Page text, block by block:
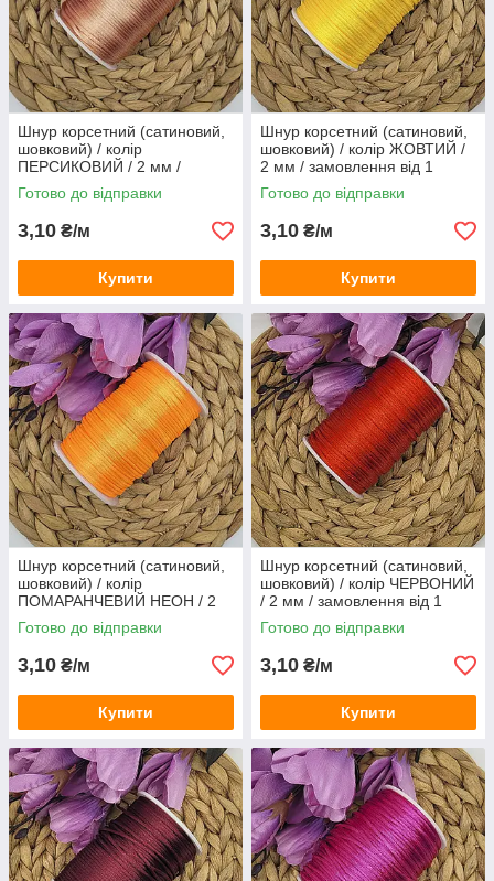
Шнур корсетний (сатиновий,
шовковий) / колір
ПЕРСИКОВИЙ / 2 мм /
замовлення від 1 метра
Готово до відправки
3,10 ₴/м
Купити
Шнур корсетний (сатиновий,
шовковий) / колір ЖОВТИЙ /
2 мм / замовлення від 1
метра
Готово до відправки
3,10 ₴/м
Купити
Шнур корсетний (сатиновий,
шовковий) / колір
ПОМАРАНЧЕВИЙ НЕОН / 2
мм / замовлення від 1 метра
Готово до відправки
3,10 ₴/м
Купити
Шнур корсетний (сатиновий,
шовковий) / колір ЧЕРВОНИЙ
/ 2 мм / замовлення від 1
метра
Готово до відправки
3,10 ₴/м
Купити